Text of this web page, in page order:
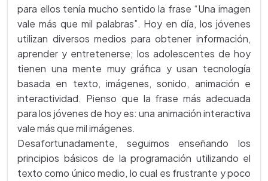
para ellos tenía mucho sentido la frase “Una imagen
vale más que mil palabras”. Hoy en día, los jóvenes
utilizan diversos medios para obtener información,
aprender y entretenerse; los adolescentes de hoy
tienen una mente muy gráfica y usan tecnología
basada en texto, imágenes, sonido, animación e
interactividad. Pienso que la frase más adecuada
para los jóvenes de hoy es: una animación interactiva
vale más que mil imágenes.
Desafortunadamente, seguimos enseñando los
principios básicos de la programación utilizando el
texto como único medio, lo cual es frustrante y poco